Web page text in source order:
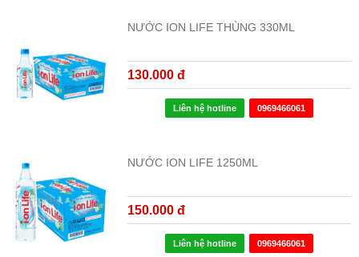
NƯỚC ION LIFE THÙNG 330ML
130.000 đ
Liên hệ hotline 0969466061
NƯỚC ION LIFE 1250ML
150.000 đ
Liên hệ hotline 0969466061